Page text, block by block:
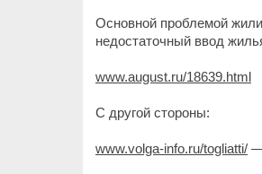
Основной проблемой
недостаточный ввод
www.august.ru/18639.html
С другой стороны:
www.volga-info.ru/togliatti/ —